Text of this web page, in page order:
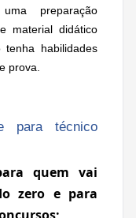
preparação
material didático
habilidades
prova.
para técnico
quem vai
zero e para